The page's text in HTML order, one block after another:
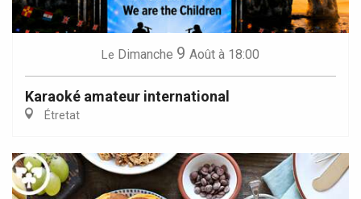
Le Dimanche 9 Août à 18:00
Karaoké amateur international
Étretat